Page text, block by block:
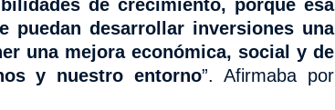
de crecimiento, porque esa
puedan desarrollar inversiones una
una mejora económica, social y de
y nuestro entorno”. Afirmaba por